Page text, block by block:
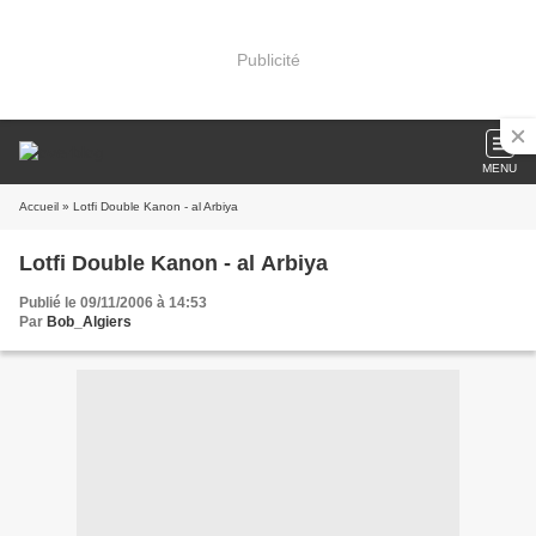
Publicité
MENU
Accueil » Lotfi Double Kanon - al Arbiya
Lotfi Double Kanon - al Arbiya
Publié le 09/11/2006 à 14:53
Par Bob_Algiers